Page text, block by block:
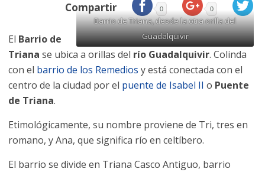
Compartir 0 0
Barrio de Triana, desde la otra orilla del
Guadalquivir
El Barrio de
Triana se ubica a orillas del río Guadalquivir. Colinda
con el barrio de los Remedios y está conectada con el
centro de la ciudad por el puente de Isabel II o Puente
de Triana.
Etimológicamente, su nombre proviene de Tri, tres en
romano, y Ana, que significa río en celtíbero.
El barrio se divide en Triana Casco Antiguo, barrio